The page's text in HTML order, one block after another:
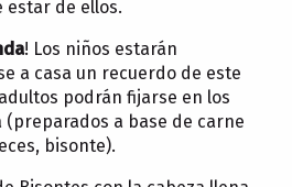
estar de ellos.
! Los niños estarán
a casa un recuerdo de este
podrán fijarse en los
(preparados a base de carne
bisonte).